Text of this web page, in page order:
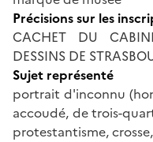
Précisions sur les
CACHET DU
DESSINS DE
Sujet représenté
portrait d'inconnu
accoudé, de trois-
protestantisme,